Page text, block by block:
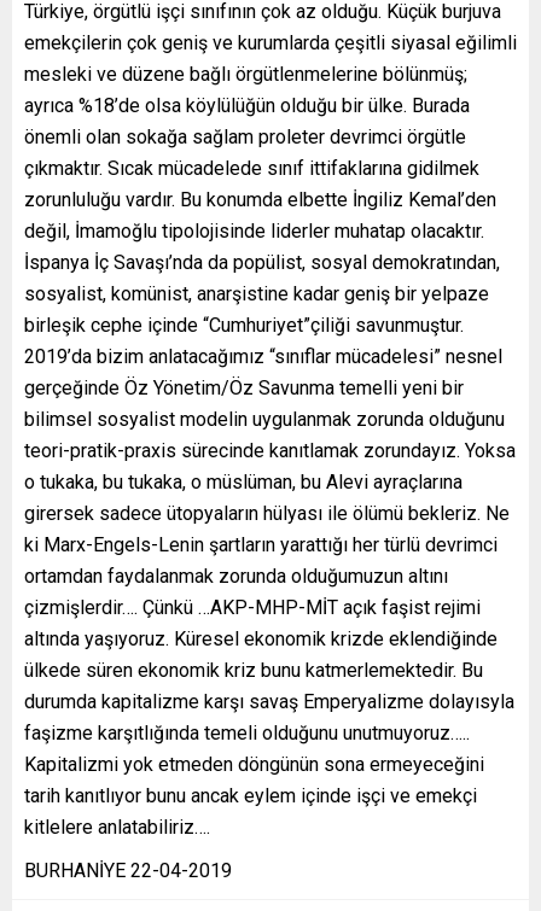
Türkiye, örgütlü işçi sınıfının çok az olduğu. Küçük burjuva
emekçilerin çok geniş ve kurumlarda çeşitli siyasal eğilimli
mesleki ve düzene bağlı örgütlenmelerine bölünmüş;
ayrıca %18’de olsa köylülüğün olduğu bir ülke. Burada
önemli olan sokağa sağlam proleter devrimci örgütle
çıkmaktır. Sıcak mücadelede sınıf ittifaklarına gidilmek
zorunluluğu vardır. Bu konumda elbette İngiliz Kemal’den
değil, İmamoğlu tipolojisinde liderler muhatap olacaktır.
İspanya İç Savaşı’nda da popülist, sosyal demokratından,
sosyalist, komünist, anarşistine kadar geniş bir yelpaze
birleşik cephe içinde “Cumhuriyet”çiliği savunmuştur.
2019’da bizim anlatacağımız “sınıflar mücadelesi” nesnel
gerçeğinde Öz Yönetim/Öz Savunma temelli yeni bir
bilimsel sosyalist modelin uygulanmak zorunda olduğunu
teori-pratik-praxis sürecinde kanıtlamak zorundayız. Yoksa
o tukaka, bu tukaka, o müslüman, bu Alevi ayraçlarına
girersek sadece ütopyaların hülyası ile ölümü bekleriz. Ne
ki Marx-Engels-Lenin şartların yarattığı her türlü devrimci
ortamdan faydalanmak zorunda olduğumuzun altını
çizmişlerdir…. Çünkü …AKP-MHP-MİT açık faşist rejimi
altında yaşıyoruz. Küresel ekonomik krizde eklendiğinde
ülkede süren ekonomik kriz bunu katmerlemektedir. Bu
durumda kapitalizme karşı savaş Emperyalizme dolayısyla
faşizme karşıtlığında temeli olduğunu unutmuyoruz…..
Kapitalizmi yok etmeden döngünün sona ermeyeceğini
tarih kanıtlıyor bunu ancak eylem içinde işçi ve emekçi
kitlelere anlatabiliriz….
BURHANİYE 22-04-2019